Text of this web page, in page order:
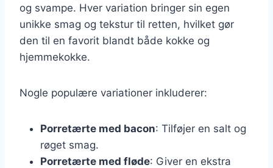
og svampe. Hver variation bringer sin egen
unikke smag og tekstur til retten, hvilket gør
den til en favorit blandt både kokke og
hjemmekokke.
Nogle populære variationer inkluderer:
Porretærte med bacon: Tilføjer en salt og
røget smag.
Porretærte med fløde: Giver en ekstra